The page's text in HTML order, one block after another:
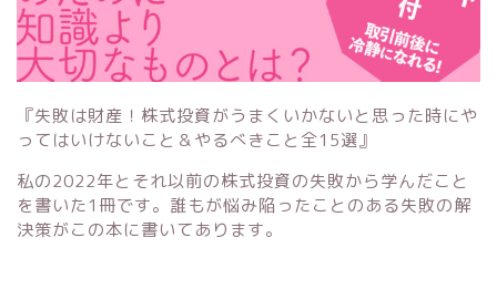
『失敗は財産！株式投資がうまくいかないと思った時にや
ってはいけないこと＆やるべきこと全15選』
私の2022年とそれ以前の株式投資の失敗から学んだこと
を書いた1冊です。誰もが悩み陥ったことのある失敗の解
決策がこの本に書いてあります。